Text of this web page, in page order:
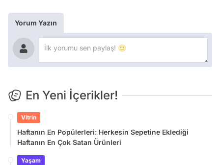
Yorum Yazın
En Yeni İçerikler!
Vitrin
Haftanın En Popülerleri: Herkesin Sepetine Eklediği
Haftanın En Çok Satan Ürünleri
Yaşam